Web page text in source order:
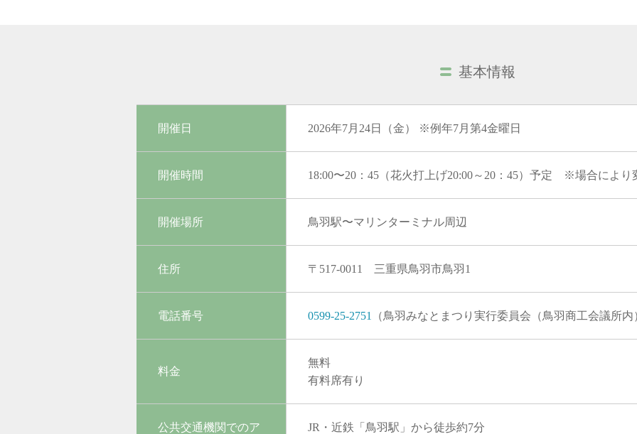
基本情報
開催日 2026年7月24日（金） ※例年7月第4金曜日
開催時間 18:00〜20：45（花火打上げ20:00～20：45）予定 ※場合により
開催場所 鳥羽駅〜マリンターミナル周辺
住所 〒517-0011 三重県鳥羽市鳥羽1
電話番号 0599-25-2751 （鳥羽みなとまつり実行委員会（鳥羽商工会議所内
料金
無料
有料席有り
公共交通機関でのア
JR・近鉄「鳥羽駅」から徒歩約7分